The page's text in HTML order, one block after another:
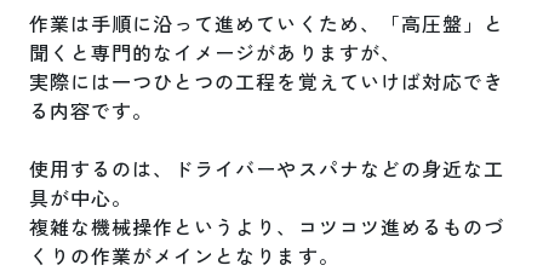
作業は手順に沿って進めていくため、「高圧盤」と
聞くと専門的なイメージがありますが、
実際には一つひとつの工程を覚えていけば対応でき
る内容です。
使用するのは、ドライバーやスパナなどの身近な工
具が中心。
複雑な機械操作というより、コツコツ進めるものづ
くりの作業がメインとなります。